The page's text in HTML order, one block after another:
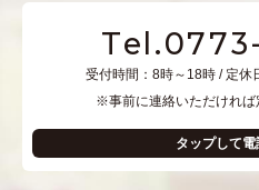
受付時間：8時～18時 / 定休
※事前に連絡いただけれ
タップして